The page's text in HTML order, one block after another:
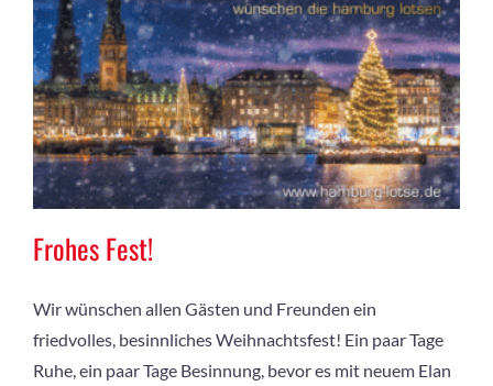
Frohes Fest!
Wir wünschen allen Gästen und Freunden ein
friedvolles, besinnliches Weihnachtsfest! Ein paar Tage
Ruhe, ein paar Tage Besinnung, bevor es mit neuem Elan